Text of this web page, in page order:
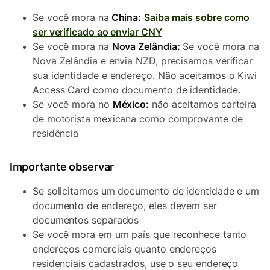
Se você mora na China: Saiba mais sobre como
ser verificado ao enviar CNY
Se você mora na Nova Zelândia: Se você mora na
Nova Zelândia e envia NZD, precisamos verificar
sua identidade e endereço. Não aceitamos o Kiwi
Access Card como documento de identidade.
Se você mora no México: não aceitamos carteira
de motorista mexicana como comprovante de
residência
Importante observar
Se solicitamos um documento de identidade e um
documento de endereço, eles devem ser
documentos separados
Se você mora em um país que reconhece tanto
endereços comerciais quanto endereços
residenciais cadastrados, use o seu endereço